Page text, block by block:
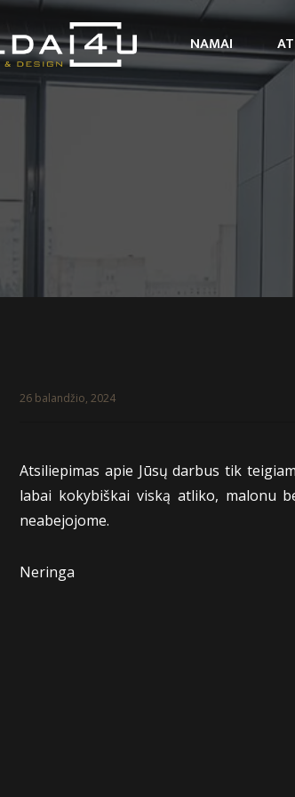
NAMAI
26 balandžio, 2024
Atsiliepimas apie Jūsų darbus tik
labai kokybiškai viską atliko, malonu
neabejojome.
Neringa